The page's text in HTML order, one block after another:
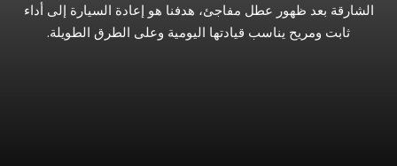
الشارقة بعد ظهور عطل مفاجئ، هدفنا هو إعادة السيارة إلى أداء
ثابت ومريح يناسب قيادتها اليومية وعلى الطرق الطويلة.